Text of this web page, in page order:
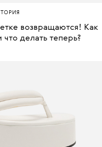
возвращаются! Как
делать теперь?